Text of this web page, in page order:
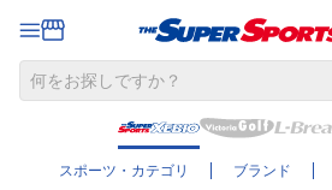
スポーツ・カテゴリ ブランド
さらに絞り込む